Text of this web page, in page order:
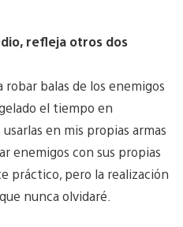
refleja otros dos
robar balas de los enemigos
el tiempo en
en mis propias armas
enemigos con sus propias
práctico, pero la realización
nunca olvidaré.